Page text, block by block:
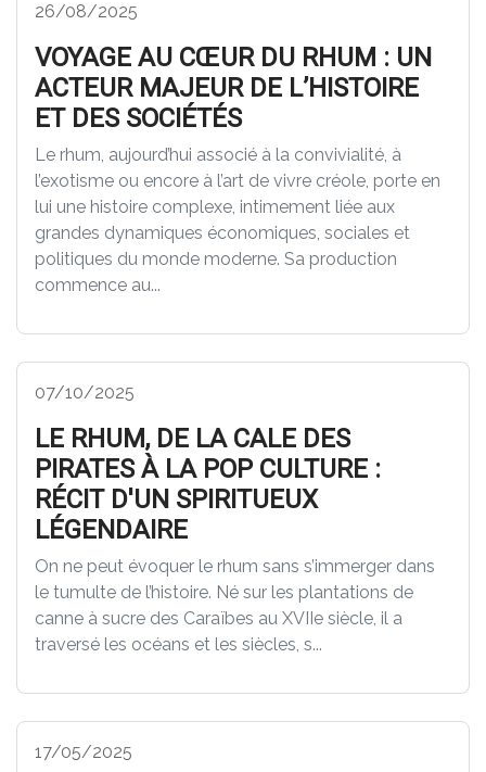
26/08/2025
VOYAGE AU CŒUR DU RHUM : UN
ACTEUR MAJEUR DE L’HISTOIRE
ET DES SOCIÉTÉS
Le rhum, aujourd’hui associé à la convivialité, à
l’exotisme ou encore à l’art de vivre créole, porte en
lui une histoire complexe, intimement liée aux
grandes dynamiques économiques, sociales et
politiques du monde moderne. Sa production
commence au...
07/10/2025
LE RHUM, DE LA CALE DES
PIRATES À LA POP CULTURE :
RÉCIT D'UN SPIRITUEUX
LÉGENDAIRE
On ne peut évoquer le rhum sans s’immerger dans
le tumulte de l’histoire. Né sur les plantations de
canne à sucre des Caraïbes au XVIIe siècle, il a
traversé les océans et les siècles, s...
17/05/2025